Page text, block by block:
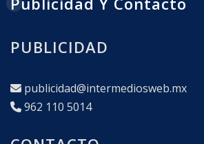
PUBLICIDAD
publicidad@intermediosweb.mx
962 110 5014